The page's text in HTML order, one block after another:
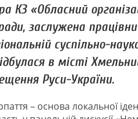
КЗ «Обласний
заслужена
суспільно-
в місті
Руси-України.
– основа локальної